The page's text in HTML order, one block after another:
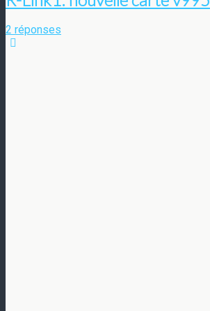
2 réponses